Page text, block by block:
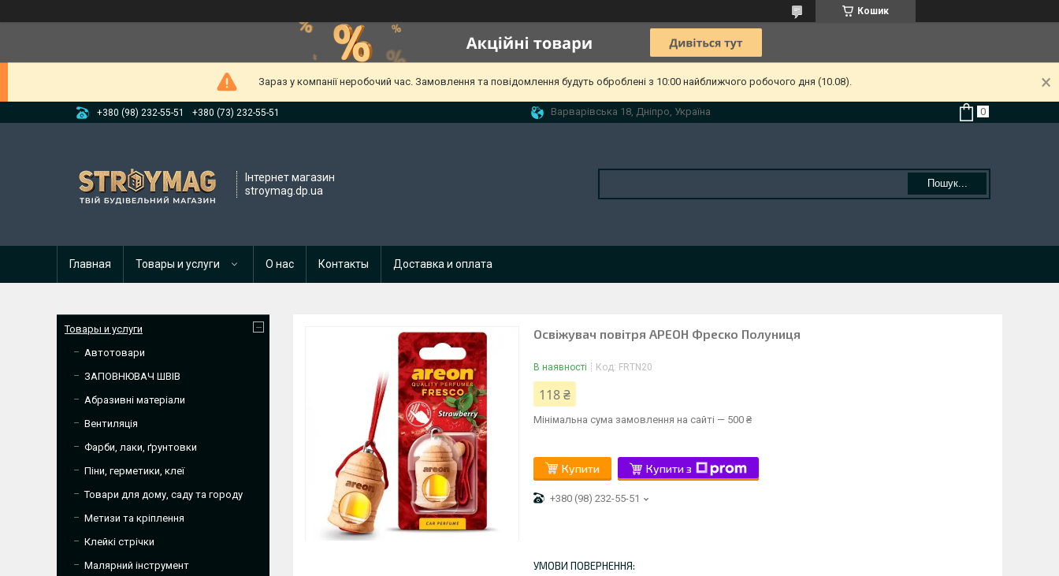
Кошик
Зараз у компанії неробочий час. Замовлення та повідомлення будуть оброблені з 10:00 найближчого робочого дня (10.08).
+380 (98) 232-55-51 +380 (73) 232-55-51 Варварівська 18, Дніпро, Україна
Інтернет магазин
stroymag.dp.ua
Пошук...
Главная Товары и услуги О нас Контакты Доставка и оплата
Освіжувач повітря АРЕОН Фреско Полуниця
В наявності Код: FRTN20
118 ₴
Мінімальна сума замовлення на сайті — 500 ₴
Купити Купити з
+380 (98) 232-55-51
Товары и услуги
Автотовари
ЗАПОВНЮВАЧ ШВІВ
Абразивні матеріали
Вентиляція
Фарби, лаки, ґрунтовки
Піни, герметики, клеї
Товари для дому, саду та городу
Метизи та кріплення
Клейкі стрічки
Малярний інструмент